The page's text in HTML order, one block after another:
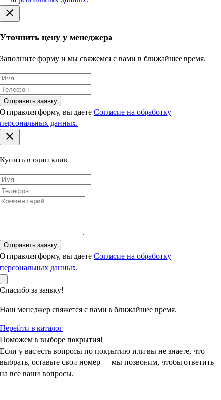
Уточнить цену у менеджера
Заполните форму и мы свяжемся с вами в ближайшее время.
Отправить заявку
Отправляя форму, вы даете Согласие на обработку
персональных данных.
Купить в один клик
Отправить заявку
Отправляя форму, вы даете Согласие на обработку
персональных данных.
Спасибо за заявку!
Наш менеджер свяжется с вами в ближайшее время.
Перейти в каталог
Поможем в выборе покрытия!
Если у вас есть вопросы по покрытию или вы не знаете, что
выбрать, оставьте свой номер — мы позвоним, чтобы ответить
на все ваши вопросы.